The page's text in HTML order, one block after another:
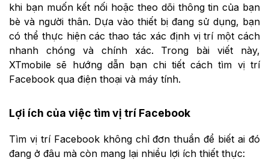
khi bạn muốn kết nối hoặc theo dõi thông tin của bạn
bè và người thân. Dựa vào thiết bị đang sử dụng, bạn
có thể thực hiện các thao tác xác định vị trí một cách
nhanh chóng và chính xác. Trong bài viết này,
XTmobile sẽ hướng dẫn bạn chi tiết cách tìm vị trí
Facebook qua điện thoại và máy tính.
Lợi ích của việc tìm vị trí Facebook
Tìm vị trí Facebook không chỉ đơn thuần để biết ai đó
đang ở đâu mà còn mang lại nhiều lợi ích thiết thực: